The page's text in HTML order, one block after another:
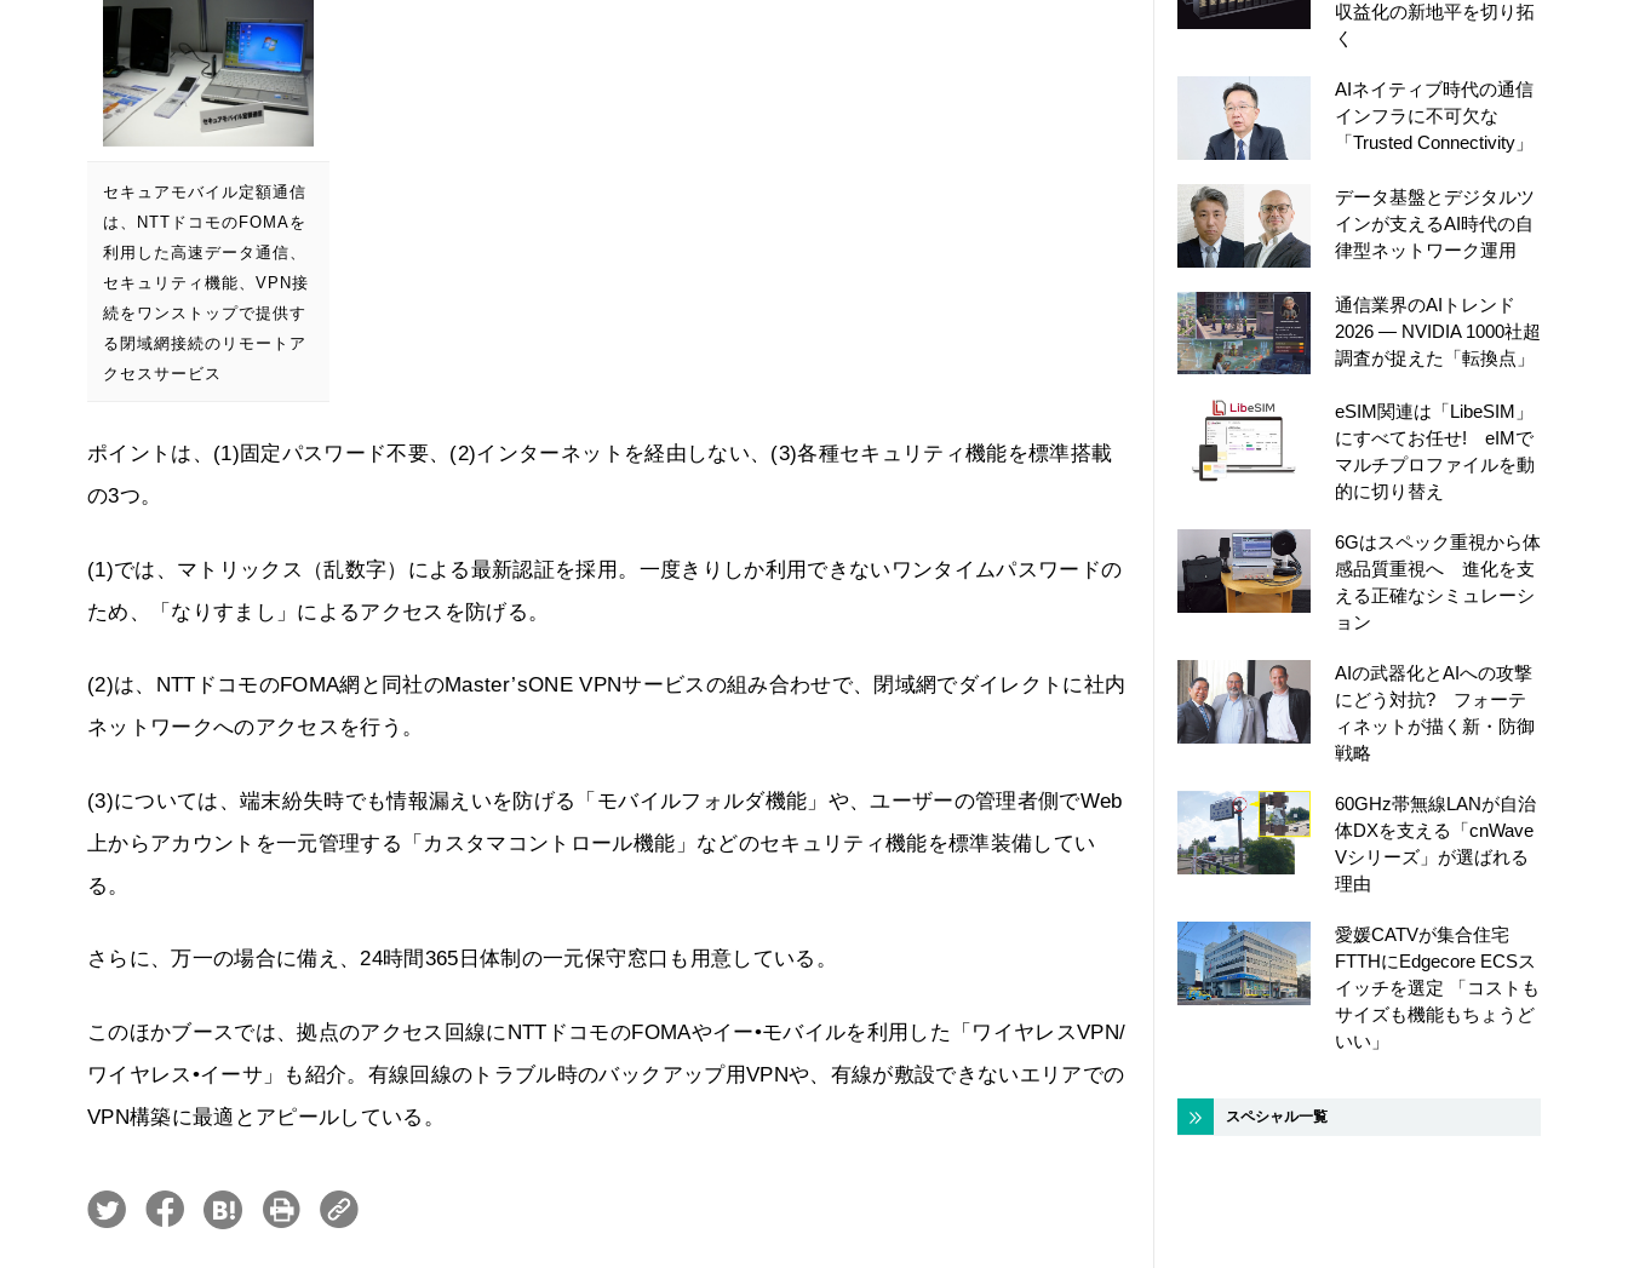
セキュアモバイル定額通信
は、NTTドコモのFOMAを
利用した高速データ通信、
セキュリティ機能、VPN接
続をワンストップで提供す
る閉域網接続のリモートア
クセスサービス
ポイントは、(1)固定パスワード不要、(2)インターネットを経由しない、(3)各種セキュリティ機能を標準搭載
の3つ。
(1)では、マトリックス（乱数字）による最新認証を採用。一度きりしか利用できないワンタイムパスワードの
ため、「なりすまし」によるアクセスを防げる。
(2)は、NTTドコモのFOMA網と同社のMaster’sONE VPNサービスの組み合わせで、閉域網でダイレクトに社内
ネットワークへのアクセスを行う。
(3)については、端末紛失時でも情報漏えいを防げる「モバイルフォルダ機能」や、ユーザーの管理者側でWeb
上からアカウントを一元管理する「カスタマコントロール機能」などのセキュリティ機能を標準装備してい
る。
さらに、万一の場合に備え、24時間365日体制の一元保守窓口も用意している。
このほかブースでは、拠点のアクセス回線にNTTドコモのFOMAやイー•モバイルを利用した「ワイヤレスVPN/
ワイヤレス•イーサ」も紹介。有線回線のトラブル時のバックアップ用VPNや、有線が敷設できないエリアでの
VPN構築に最適とアピールしている。
収益化の新地平を切り拓
く
AIネイティブ時代の通信
インフラに不可欠な
「Trusted Connectivity」
データ基盤とデジタルツ
インが支えるAI時代の自
律型ネットワーク運用
通信業界のAIトレンド
2026 ― NVIDIA 1000社超
調査が捉えた「転換点」
eSIM関連は「LibeSIM」
にすべてお任せ! eIMで
マルチプロファイルを動
的に切り替え
6Gはスペック重視から体
感品質重視へ 進化を支
える正確なシミュレーシ
ョン
AIの武器化とAIへの攻撃
にどう対抗? フォーテ
ィネットが描く新・防御
戦略
60GHz帯無線LANが自治
体DXを支える「cnWave
Vシリーズ」が選ばれる
理由
愛媛CATVが集合住宅
FTTHにEdgecore ECSス
イッチを選定 「コストも
サイズも機能もちょうど
いい」
スペシャル一覧